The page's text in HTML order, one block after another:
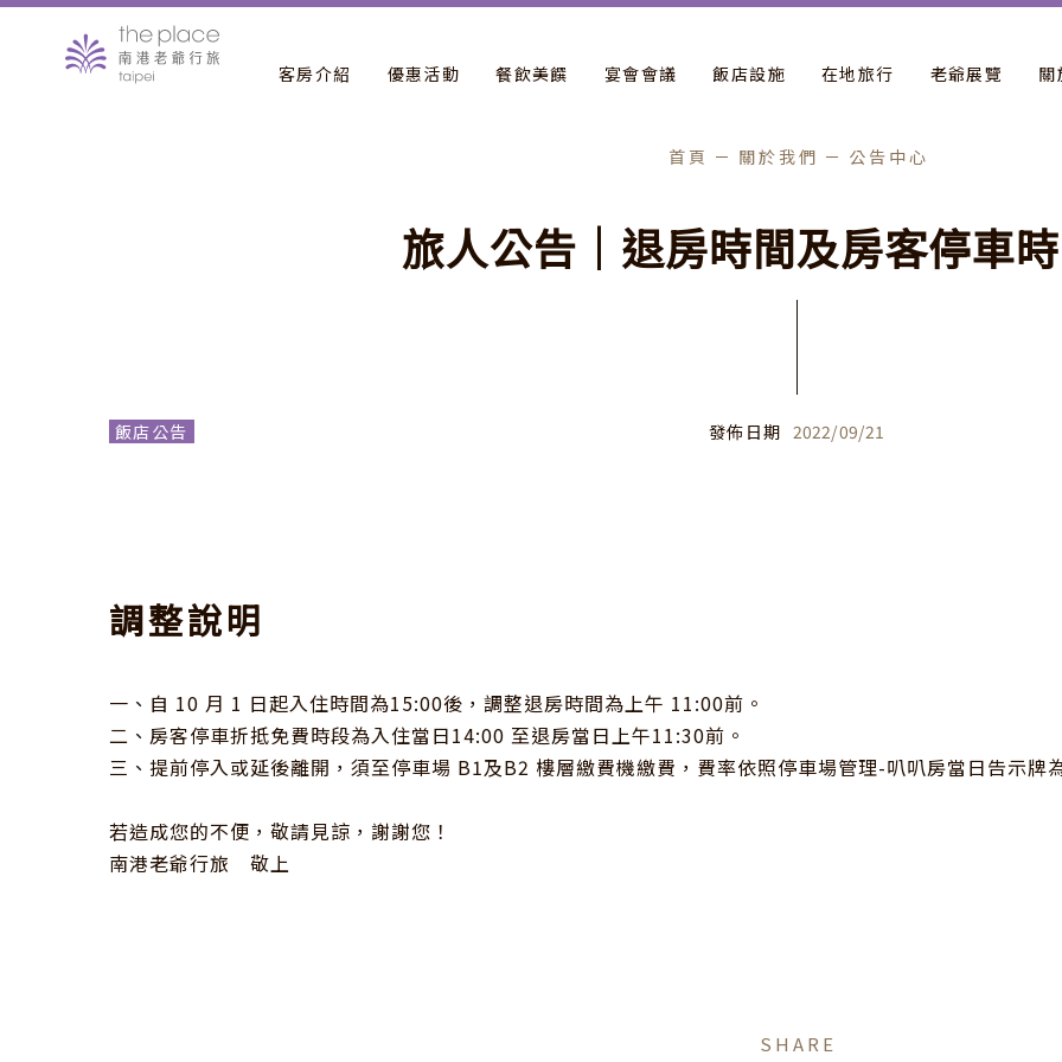
客房介紹 優惠活動 餐飲美饌 宴會會議 飯店設施 在地旅行 老爺展覽 關
首頁 關於我們 公告中心
旅人公告 ｜ 退房時間及房客停車時
飯店公告 發佈日期 2022/09/21
調整說明
一、自 10 月 1 日起入住時間為15:00後，調整退房時間為上午 11:00前。
二、房客停車折抵免費時段為入住當日14:00 至退房當日上午11:30前。
三、提前停入或延後離開，須至停車場 B1及B2 樓層繳費機繳費，費率依照停車場管理-叭叭房當日告示牌
若造成您的不便，敬請見諒，謝謝您！
南港老爺行旅　敬上
SHARE